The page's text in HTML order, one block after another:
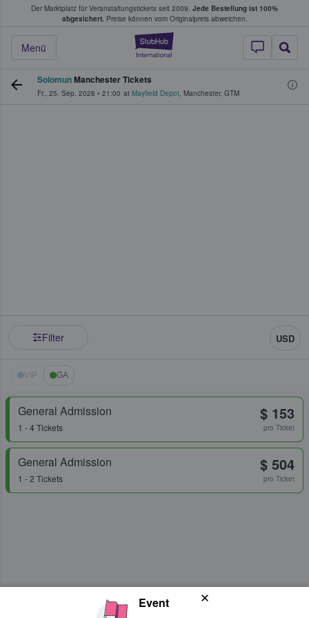
Der Marktplatz für Veranstaltungstickets seit 2009. Jede Bestellung ist 100%
abgesichert. Preise können vom Originalpreis abweichen.
StubHub - Wo
Menü
Tickets kaufen & verkaufen
SolomunManchester Tickets
Fr., 25. Sep. 2026 • 21:00 at Mayfield Depot, Manchester, GTM
Filter USD
VIP GA
General Admission
1 - 4 Tickets
$ 153
pro Ticket
General Admission
1 - 2 Tickets
$ 504
pro Ticket
Event